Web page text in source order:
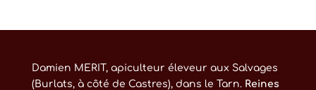
Damien MERIT, apiculteur éleveur aux Salvages
(Burlats, à côté de Castres), dans le Tarn. Reines